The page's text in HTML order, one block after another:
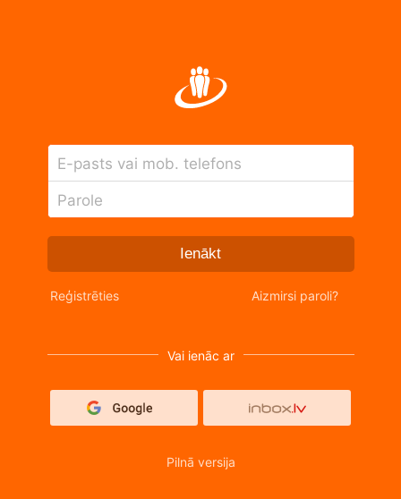
E-pasts vai mob. telefons
Parole
Ienākt
Reģistrēties Aizmirsi paroli?
Vai ienāc ar
Pilnā versija